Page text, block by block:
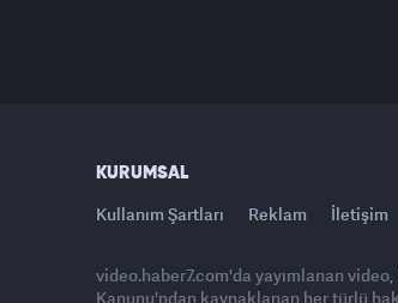
KURUMSAL
Kullanım Şartları Reklam İletişim
video.haber7.com'da yayımlanan video,
Kanunu'ndan kaynaklanan her türlü